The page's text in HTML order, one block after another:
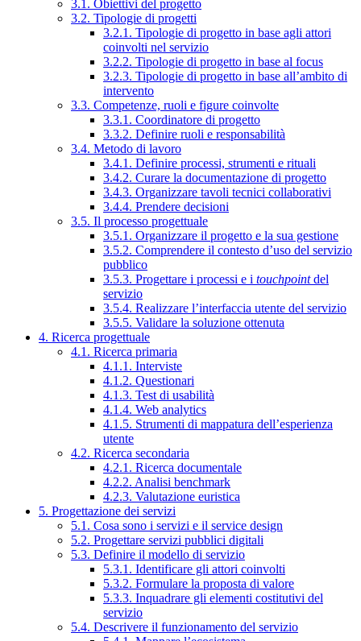
3.1. Obiettivi del progetto
3.2. Tipologie di progetti
3.2.1. Tipologie di progetto in base agli attori
coinvolti nel servizio
3.2.2. Tipologie di progetto in base al focus
3.2.3. Tipologie di progetto in base all’ambito di
intervento
3.3. Competenze, ruoli e figure coinvolte
3.3.1. Coordinatore di progetto
3.3.2. Definire ruoli e responsabilità
3.4. Metodo di lavoro
3.4.1. Definire processi, strumenti e rituali
3.4.2. Curare la documentazione di progetto
3.4.3. Organizzare tavoli tecnici collaborativi
3.4.4. Prendere decisioni
3.5. Il processo progettuale
3.5.1. Organizzare il progetto e la sua gestione
3.5.2. Comprendere il contesto d’uso del servizio
pubblico
3.5.3. Progettare i processi e i touchpointdel
servizio
3.5.4. Realizzare l’interfaccia utente del servizio
3.5.5. Validare la soluzione ottenuta
4. Ricerca progettuale
4.1. Ricerca primaria
4.1.1. Interviste
4.1.2. Questionari
4.1.3. Test di usabilità
4.1.4. Web analytics
4.1.5. Strumenti di mappatura dell’esperienza
utente
4.2. Ricerca secondaria
4.2.1. Ricerca documentale
4.2.2. Analisi benchmark
4.2.3. Valutazione euristica
5. Progettazione dei servizi
5.1. Cosa sono i servizi e il service design
5.2. Progettare servizi pubblici digitali
5.3. Definire il modello di servizio
5.3.1. Identificare gli attori coinvolti
5.3.2. Formulare la proposta di valore
5.3.3. Inquadrare gli elementi costitutivi del
servizio
5.4. Descrivere il funzionamento del servizio